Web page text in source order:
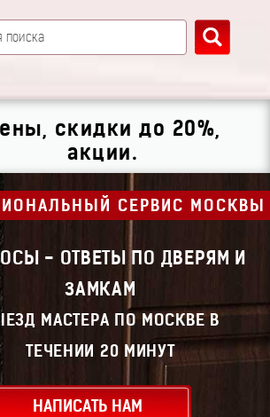
скидки до 20%,
акции.
СЕРВИС МОСКВЫ
- ОТВЕТЫ ПО ДВЕРЯМ И
ЗАМКАМ
МАСТЕРА ПО МОСКВЕ В
ТЕЧЕНИИ 20 МИНУТ
НАПИСАТЬ НАМ